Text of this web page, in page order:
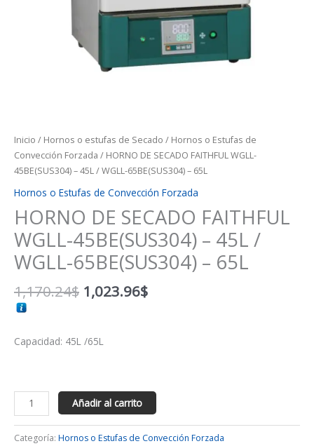
Inicio / Hornos o estufas de Secado / Hornos o Estufas de
Convección Forzada / HORNO DE SECADO FAITHFUL WGLL-
45BE(SUS304) – 45L / WGLL-65BE(SUS304) – 65L
Hornos o Estufas de Convección Forzada
HORNO DE SECADO FAITHFUL
WGLL-45BE(SUS304) – 45L /
WGLL-65BE(SUS304) – 65L
1,170.24$ 1,023.96$
Capacidad: 45L /65L
Añadir al carrito
Categoría: Hornos o Estufas de Convección Forzada